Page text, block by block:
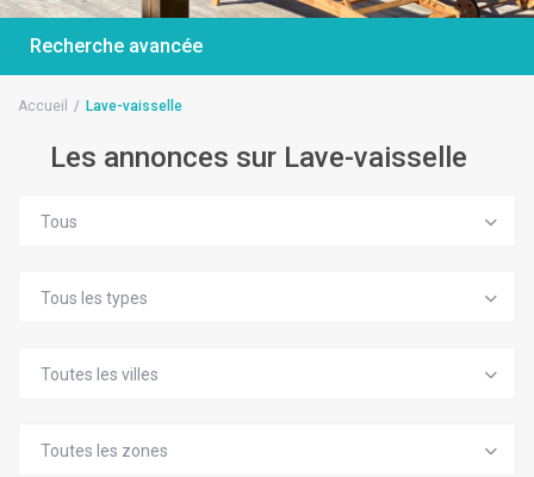
Recherche avancée
Accueil Lave-vaisselle
Les annonces sur Lave-vaisselle
Tous
Tous les types
Toutes les villes
Toutes les zones